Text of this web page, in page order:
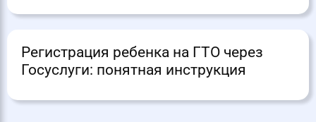
Регистрация ребенка на ГТО через
Госуслуги: понятная инструкция